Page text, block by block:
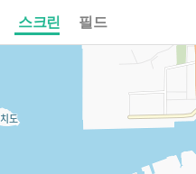
스크린 필드